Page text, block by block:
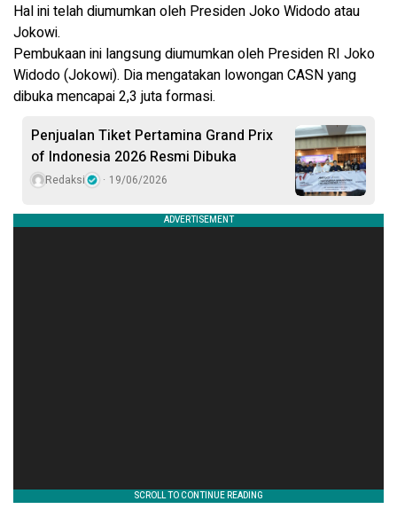
Hal ini telah diumumkan oleh Presiden Joko Widodo atau
Jokowi.
Pembukaan ini langsung diumumkan oleh Presiden RI Joko
Widodo (Jokowi). Dia mengatakan lowongan CASN yang
dibuka mencapai 2,3 juta formasi.
Penjualan Tiket Pertamina Grand Prix
of Indonesia 2026 Resmi Dibuka
Redaksi 19/06/2026